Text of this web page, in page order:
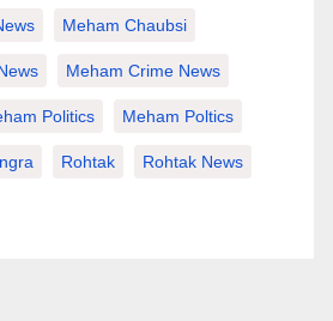
Meham Chaubsi
Meham Crime News
Politics Meham Poltics
Rohtak Rohtak News